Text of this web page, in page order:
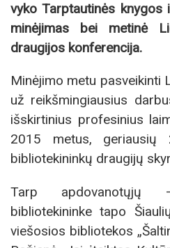
vyko Tarptautinės
minėjimas bei metinė
draugijos konferencija.
Minėjimo metu pasveikinti
už reikšmingiausius
išskirtinius profesinius
2015 metus, geriausių
bibliotekininkų draugijų
Tarp
bibliotekininke tapo
viešosios bibliotekos